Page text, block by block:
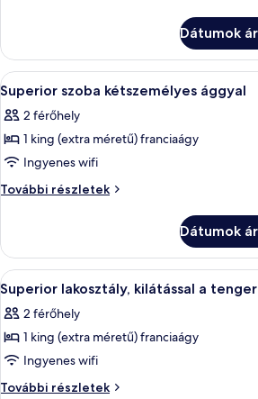
privát
medence,
kilátással
a
tengerre
kilátással
tengerre
további
részletei
Dátumok
A
következő
szoba
összes
képének
megtekintése:
kétszemélyes
ággyal
Egy
4
Superior szoba kétszemélyes ággyal
2 férőhely
1 king (extra méretű) franciaágy
Ingyenes wifi
További részletek
Superior
további
részletei
Dátumok
A
következő
szoba
összes
képének
megtekintése:
Egy
6
Superior lakosztály, kilátással a
2 férőhely
1 king (extra méretű) franciaágy
Ingyenes wifi
További részletek
Superior